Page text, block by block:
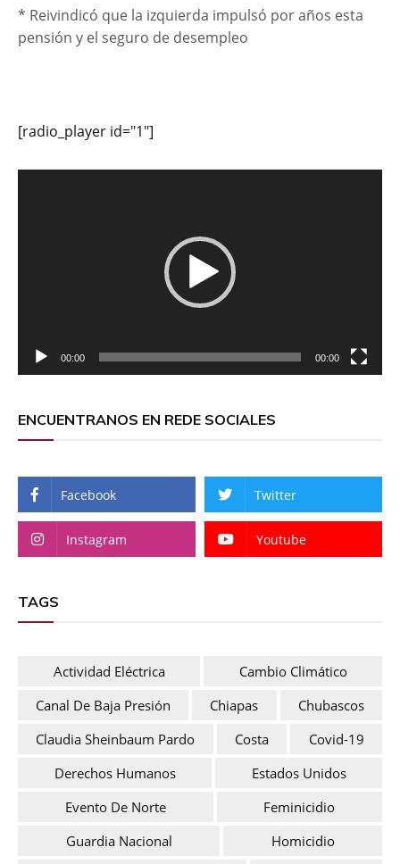
* Reivindicó que la izquierda impulsó por años esta
pensión y el seguro de desempleo
[radio_player id="1"]
00:00 00:00
ENCUENTRANOS EN REDE SOCIALES
Facebook Twitter
Instagram Youtube
TAGS
Actividad Eléctrica
Cambio Climático
Canal De Baja Presión
Chiapas
Chubascos
Claudia Sheinbaum Pardo
Costa
Covid-19
Derechos Humanos
Estados Unidos
Evento De Norte
Feminicidio
Guardia Nacional
Homicidio